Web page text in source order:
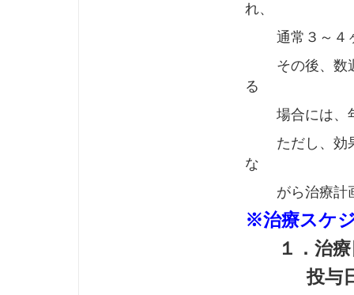
れ、
通常３～４ヶ
その後、数週
る
場合には、年
ただし、効果
な
がら治療計画
※治療スケ
１．治療
投与日